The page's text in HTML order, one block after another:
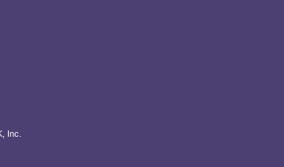
Inc.
sont manipulées.